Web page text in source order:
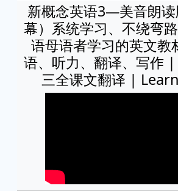
新概念英语3—美音朗
幕）系统学习、不绕弯
语母语者学习的英文教
语、听力、翻译、写作
三全课文翻译 |